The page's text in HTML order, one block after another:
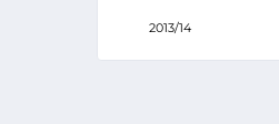
2013/14